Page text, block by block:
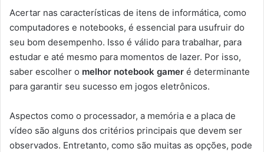
Acertar nas características de itens de informática, como
computadores e notebooks, é essencial para usufruir do
seu bom desempenho. Isso é válido para trabalhar, para
estudar e até mesmo para momentos de lazer. Por isso,
saber escolher o melhor notebook gamer é determinante
para garantir seu sucesso em jogos eletrônicos.
Aspectos como o processador, a memória e a placa de
vídeo são alguns dos critérios principais que devem ser
observados. Entretanto, como são muitas as opções, pode